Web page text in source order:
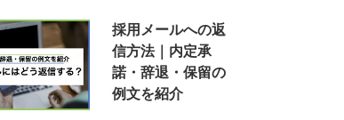
採用メールへの返
信方法｜内定承
諾・辞退・保留の
例文を紹介